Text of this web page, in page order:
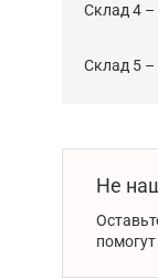
Склад 4 –
Склад 5 –
Не